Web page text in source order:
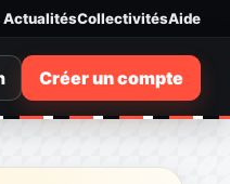
ActualitésCollectivitésAide
Créer un compte